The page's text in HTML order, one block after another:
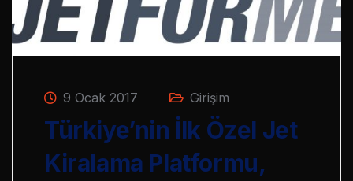
9 Ocak 2017 Girişim
Türkiye’nin İlk Özel Jet
Kiralama Platformu,